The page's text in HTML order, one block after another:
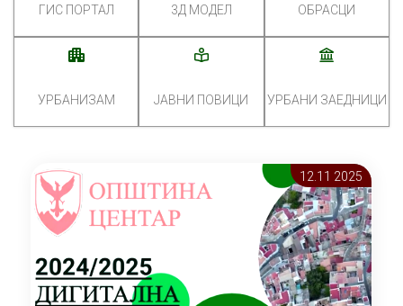
ГИС ПОРТАЛ 3Д МОДЕЛ ОБРАСЦИ
УРБАНИЗАМ ЈАВНИ ПОВИЦИ УРБАНИ ЗАЕДНИЦИ
12.11 2025